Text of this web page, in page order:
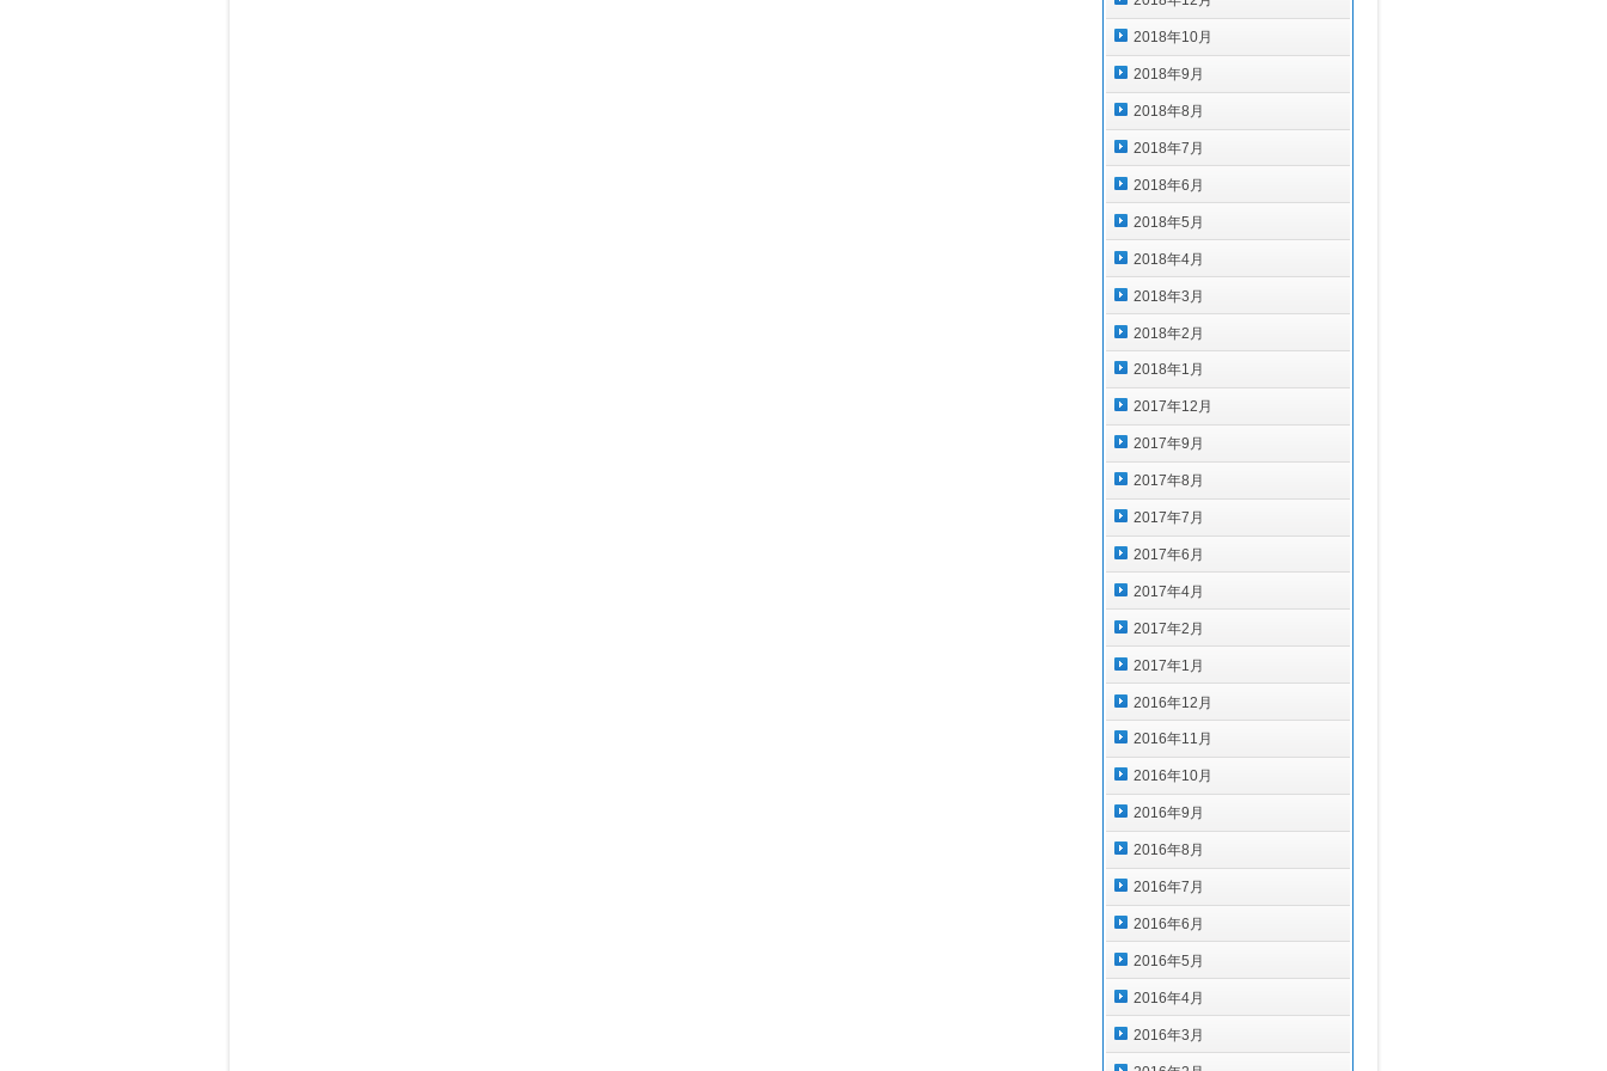
2018年10月
2018年9月
2018年8月
2018年7月
2018年6月
2018年5月
2018年4月
2018年3月
2018年2月
2018年1月
2017年12月
2017年9月
2017年8月
2017年7月
2017年6月
2017年4月
2017年2月
2017年1月
2016年12月
2016年11月
2016年10月
2016年9月
2016年8月
2016年7月
2016年6月
2016年5月
2016年4月
2016年3月